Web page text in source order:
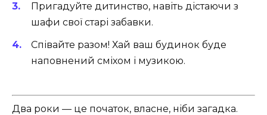
Пригадуйте дитинство, навіть дістаючи з
шафи свої старі забавки.
Співайте разом! Хай ваш будинок буде
наповнений сміхом і музикою.
Два роки — це початок, власне, ніби загадка.